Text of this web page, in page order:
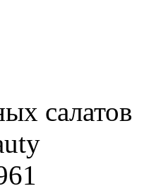
салатов